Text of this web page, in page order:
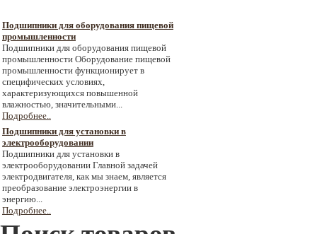
Подшипники для оборудования пищевой
промышленности
Подшипники для оборудования пищевой
промышленности Оборудование пищевой
промышленности функционирует в
специфических условиях,
характеризующихся повышенной
влажностью, значительными...
Подробнее..
Подшипники для установки в
электрооборудовании
Подшипники для установки в
электрооборудовании Главной задачей
электродвигателя, как мы знаем, является
преобразование электроэнергии в
энергию...
Подробнее..